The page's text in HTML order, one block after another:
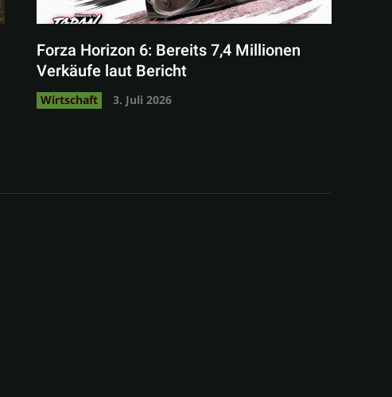
Forza Horizon 6: Bereits 7,4 Millionen
Verkäufe laut Bericht
Wirtschaft 3. Juli 2026